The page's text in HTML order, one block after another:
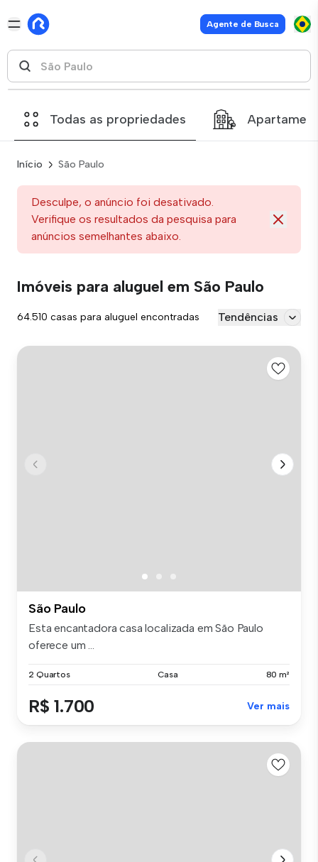
Agente de Busca
Todas as propriedades
Início São Paulo
Desculpe, o anúncio foi desativado.
Verifique os resultados da pesquisa para
anúncios semelhantes abaixo.
Imóveis para aluguel em São Paulo
64.510 casas para aluguel encontradas Tendências
São Paulo
Esta encantadora casa localizada em São Paulo
oferece um ...
2 Quartos Casa 80 m²
R$ 1.700 Ver mais